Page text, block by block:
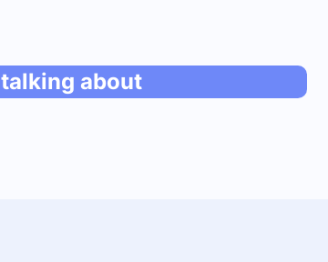
talking about